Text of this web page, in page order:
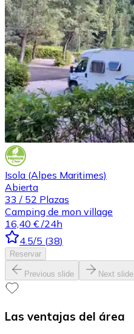
Isola (Alpes Maritimes)
Abierta
33 / 52 Plazas
Camping de mon village
16,40 € /24h
4.5/5 (38)
Reservar
Previous slide Next slide
Las ventajas del área